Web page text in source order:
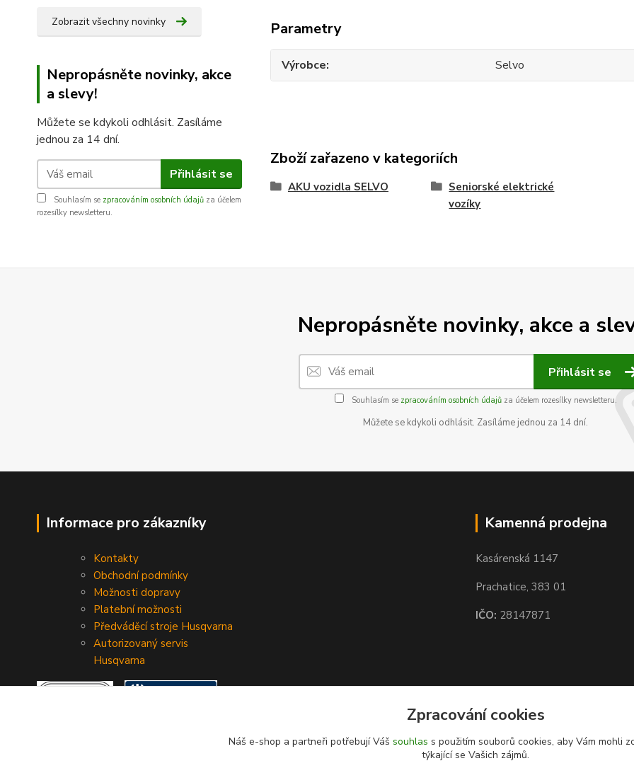
Zobrazit všechny novinky
Nepropásněte novinky, akce
a slevy!
Můžete se kdykoli odhlásit. Zasíláme
jednou za 14 dní.
Přihlásit se
Souhlasím se zpracováním osobních údajů za účelem
rozesílky newsletteru.
Parametry
Výrobce Selvo
Zboží zařazeno v kategoriích
AKU vozidla SELVO
Seniorské elektrické
vozíky
Nepropásněte novinky, akce a
Přihlásit se
Souhlasím se zpracováním osobních údajůza účelem rozesílky newsletteru.
Můžete se kdykoli odhlásit. Zasíláme jednou za 14 dní.
Informace pro zákazníky
Kontakty
Obchodní podmínky
Možnosti dopravy
Platební možnosti
Předváděcí stroje Husqvarna
Autorizovaný servis
Husqvarna
Kamenná prodejna
Kasárenská 1147
Prachatice, 383 01
IČO: 28147871
Zpracování cookies
Náš e-shop a partneři potřebují Váš souhlas s použitím souborů cookies, aby Vám mohli
týkající se Vašich zájmů.